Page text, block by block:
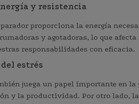
y resistencia
proporciona la energía
y agotadoras, lo que
responsabilidades con eficacia.
estrés
juega un papel importante en
y la productividad. Por otro lado,